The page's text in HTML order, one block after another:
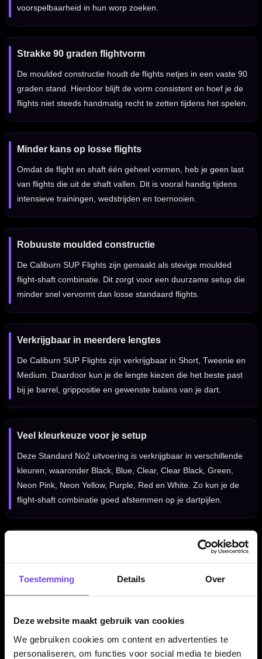
Toestemming Details Over
Deze website maakt gebruik van cookies
We gebruiken cookies om content en advertenties te
personaliseren, om functies voor social media te bieden
voorspelbaarheid in hun worp zoeken.
Strakke 90 graden flightvorm
De moulded constructie houdt de flights netjes in een vaste 90
graden stand. Hierdoor blijft de vorm consistent en hoef je de
flights niet steeds handmatig recht te zetten tijdens het spelen.
Minder kans op losse flights
Omdat de flight en shaft één geheel vormen, heb je geen last
van flights die uit de shaft vallen. Dit is vooral handig tijdens
intensieve trainingen, wedstrijden en toernooien.
Robuuste moulded constructie
De Caliburn SUP Flights zijn gemaakt als stevige moulded
flight-shaft combinatie. Dit zorgt voor een duurzame setup die
minder snel vervormt dan losse standaard flights.
Verkrijgbaar in meerdere lengtes
De Caliburn SUP Flights zijn verkrijgbaar in Short, Tweenie en
Medium. Daardoor kun je de lengte kiezen die het beste past
bij je barrel, grippositie en gewenste balans van je dart.
Veel kleurkeuze voor je setup
Deze Standard No2 uitvoering is verkrijgbaar in verschillende
kleuren, waaronder Black, Blue, Clear, Clear Black, Green,
Neon Pink, Neon Yellow, Purple, Red en White. Zo kun je de
flight-shaft combinatie goed afstemmen op je dartpijlen.
Deze geïntegreerde flight-shaft combinatie is geschikt voor
standaard 2BA dartbarrels. Daarmee past het systeem op de
meeste moderne steel tip en soft tip dartpijlen.
Set van 3 stuks